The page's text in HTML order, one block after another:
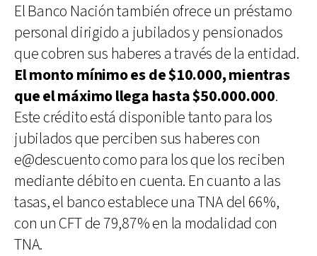
El Banco Nación también ofrece un préstamo
personal dirigido a jubilados y pensionados
que cobren sus haberes a través de la entidad.
El monto mínimo es de $10.000, mientras
que el máximo llega hasta $50.000.000.
Este crédito está disponible tanto para los
jubilados que perciben sus haberes con
e@descuento como para los que los reciben
mediante débito en cuenta. En cuanto a las
tasas, el banco establece una TNA del 66%,
con un CFT de 79,87% en la modalidad con
TNA.